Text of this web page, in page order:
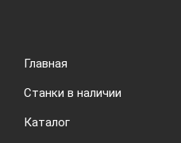
Главная
Станки в наличии
Каталог